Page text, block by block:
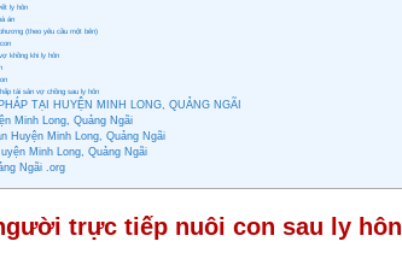
ly hôn
án
(theo yêu cầu một bên)
khồng khi ly hôn
tài sản vợ chồng sau ly hôn
TẠI HUYỆN MINH LONG, QUẢNG NGÃI
Minh Long, Quảng Ngãi
Huyện Minh Long, Quảng Ngãi
Minh Long, Quảng Ngãi
Ngãi .org
trực tiếp nuôi con sau ly hôn